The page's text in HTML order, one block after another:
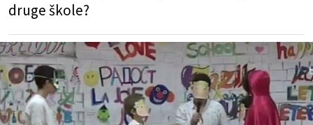
druge škole?